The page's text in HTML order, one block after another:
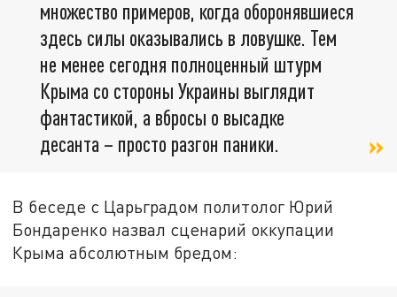
множество примеров, когда оборонявшиеся
здесь силы оказывались в ловушке. Тем
не менее сегодня полноценный штурм
Крыма со стороны Украины выглядит
фантастикой, а вбросы о высадке
десанта – просто разгон паники.
В беседе с Царьградом политолог Юрий
Бондаренко назвал сценарий оккупации
Крыма абсолютным бредом: